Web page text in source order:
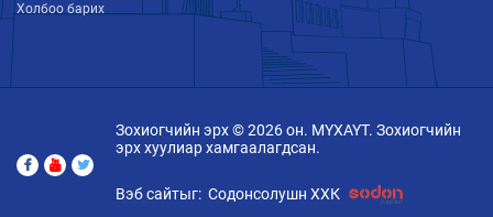
Холбоо барих
Зохиогчийн эрх © 2026 он. МҮХАҮТ. Зохиогчийн
эрх хуулиар хамгаалагдсан.
Вэб сайтыг: Содонсолушн ХХК